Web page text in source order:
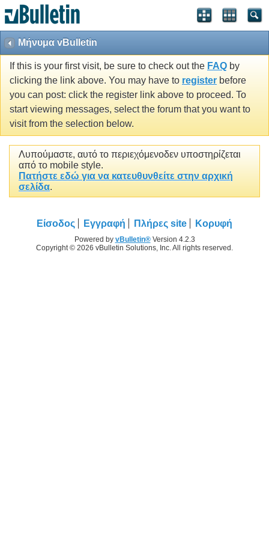
Μήνυμα vBulletin
If this is your first visit, be sure to check out the FAQ by
clicking the link above. You may have to register before
you can post: click the register link above to proceed. To
start viewing messages, select the forum that you want to
visit from the selection below.
Λυπούμαστε, αυτό το περιεχόμενοδεν υποστηρίζεται
από το mobile style.
Πατήστε εδώ για να κατευθυνθείτε στην αρχική
σελίδα.
Είσοδος Εγγραφή Πλήρες site Κορυφή
Powered by vBulletin®Version 4.2.3
Copyright © 2026 vBulletin Solutions, Inc. All rights reserved.